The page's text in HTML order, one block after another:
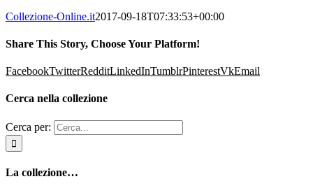
Collezione-Online.it2017-09-18T07:33:53+00:00
Share This Story, Choose Your Platform!
FacebookTwitterRedditLinkedInTumblrPinterestVkEmail
Cerca nella collezione
Cerca per:
La collezione…